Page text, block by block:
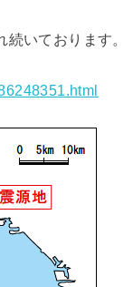
いております。